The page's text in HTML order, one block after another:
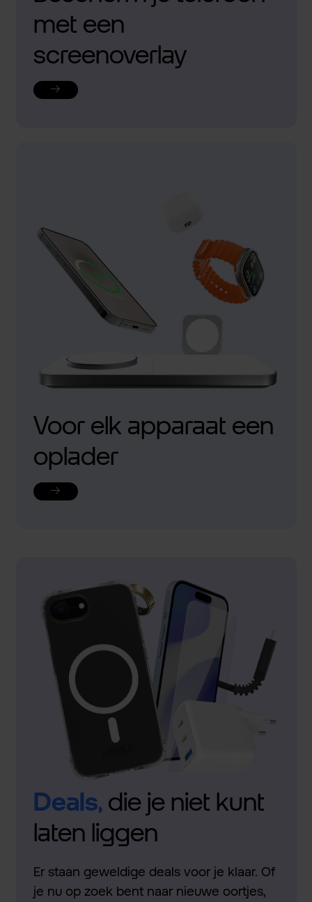
met een
screenoverlay
Voor elk apparaat een
oplader
Deals,die je niet kunt
laten liggen
Er staan geweldige deals voor je klaar. Of
je nu op zoek bent naar nieuwe oortjes,